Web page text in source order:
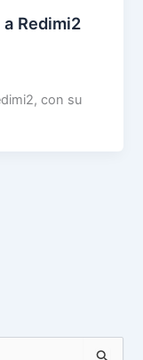
Redimi2
con su